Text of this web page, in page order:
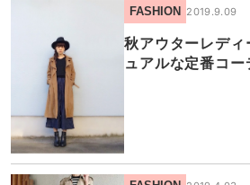
FASHION 2019.9.09
秋アウターレデ
ュアルな定番コー